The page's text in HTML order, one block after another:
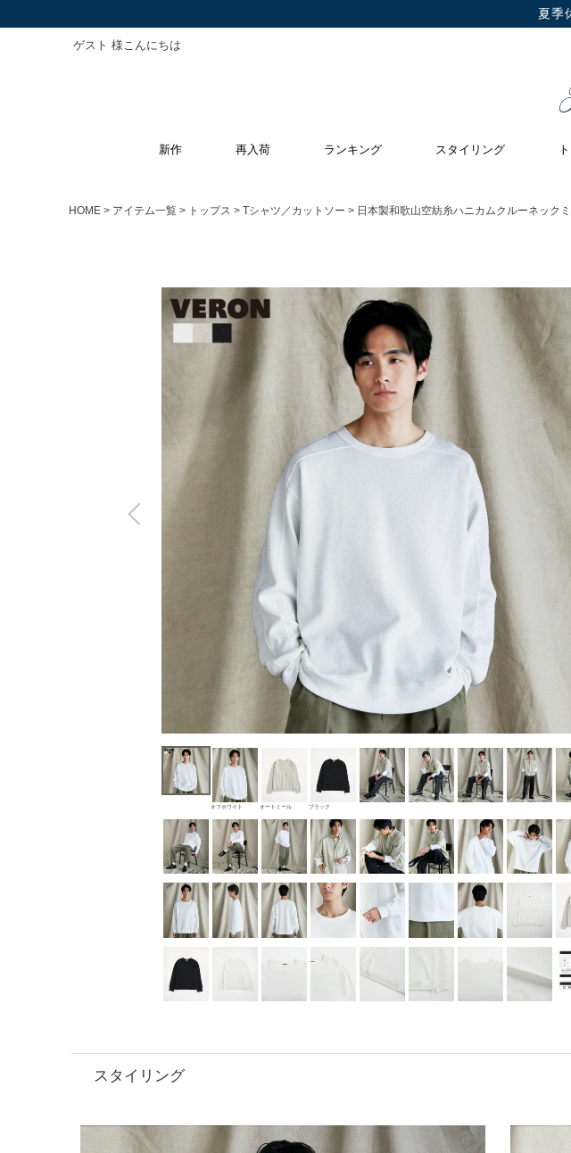
夏季
ゲスト 様こんにちは
新作 再入荷 ランキング スタイリング
HOME アイテム一覧 トップス Tシャツ／カットソー 日本製和歌山空紡糸ハニカムクルーネック
オフホワイト オートミール ブラック
スタイリング